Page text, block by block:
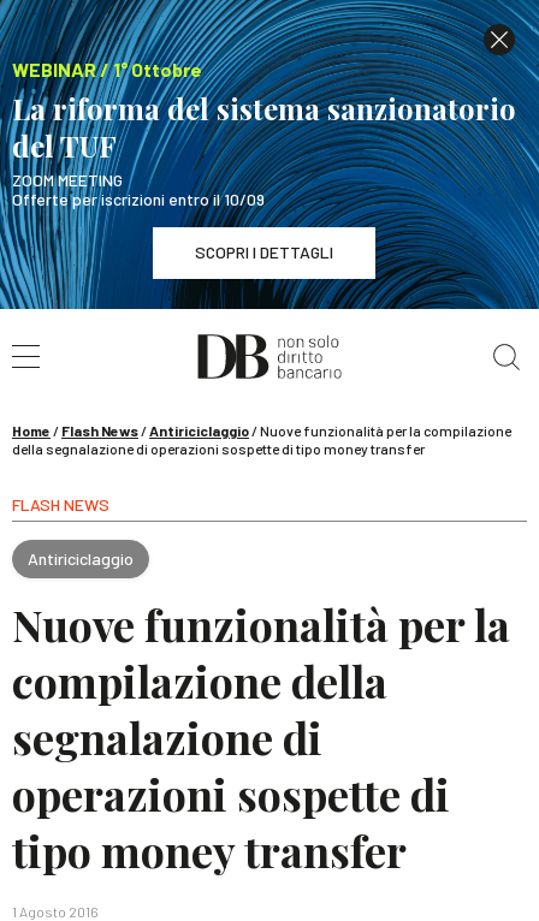
WEBINAR / 1° Ottobre
La riforma del sistema sanzionatorio
del TUF
ZOOM MEETING
Offerte per iscrizioni entro il 10/09
SCOPRI I DETTAGLI
WEBINAR / 1° Ottobre
La riforma del sistema sanzionatorio del TUF
Home / Flash News/Antiriciclaggio/Nuove funzionalità per la compilazione
della segnalazione di operazioni sospette di tipo money transfer
FLASH NEWS
Antiriciclaggio
Nuove funzionalità per la
compilazione della
segnalazione di
operazioni sospette di
tipo money transfer
1 Agosto 2016